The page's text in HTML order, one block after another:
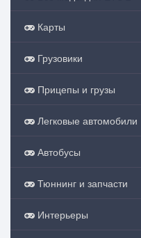
Карты
Грузовики
Прицепы и грузы
Легковые автомобили
Автобусы
Тюннинг и запчасти
Интерьеры